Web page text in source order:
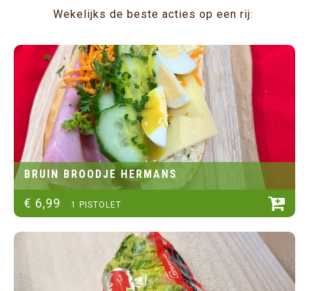
Wekelijks de beste acties op een rij:
BRUIN BROODJE HERMANS
€ 6,99 1 PISTOLET